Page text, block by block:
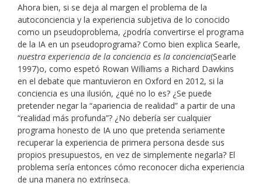
Ahora bien, si se deja al margen el problema de la
autoconciencia y la experiencia subjetiva de lo conocido
como un pseudoproblema, ¿podría convertirse el programa
de la IA en un pseudoprograma? Como bien explica Searle,
nuestra experiencia de la conciencia es la conciencia(Searle
1997)o, como espetó Rowan Williams a Richard Dawkins
en el debate que mantuvieron en Oxford en 2012, si la
conciencia es una ilusión, ¿qué no lo es? ¿Se puede
pretender negar la “apariencia de realidad” a partir de una
“realidad más profunda”? ¿No debería ser cualquier
programa honesto de IA uno que pretenda seriamente
recuperar la experiencia de primera persona desde sus
propios presupuestos, en vez de simplemente negarla? El
problema sería entonces cómo reconocer dicha experiencia
de una manera no extrínseca.